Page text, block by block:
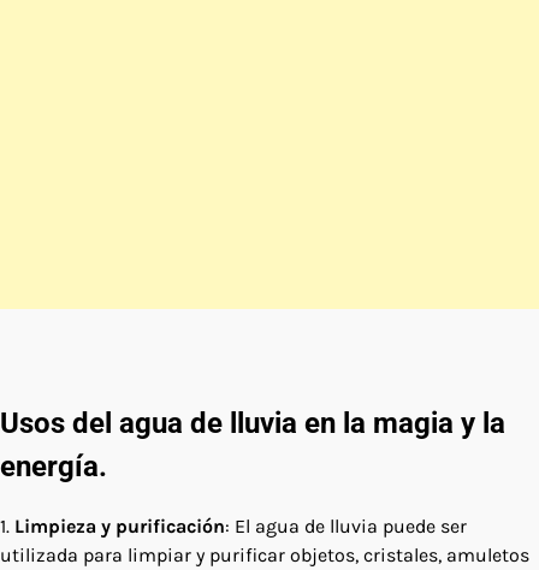
Usos del agua de lluvia en la magia y la
energía.
1. Limpieza y purificación: El agua de lluvia puede ser
utilizada para limpiar y purificar objetos, cristales, amuletos